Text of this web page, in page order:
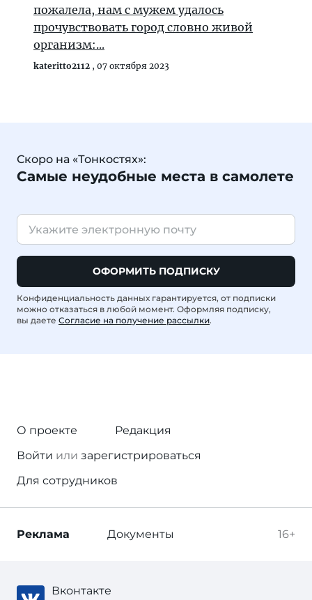
пожалела, нам с мужем удалось
прочувствовать город словно живой
организм:...
kateritto2112 , 07 октября 2023
Скоро на «Тонкостях»:
Самые неудобные места в самолете
ОФОРМИТЬ ПОДПИСКУ
Конфиденциальность данных гарантируется, от подписки
можно отказаться в любой момент. Оформляя подписку,
вы даете Согласие на получение рассылки.
О проекте
Редакция
Войти или зарегистрироваться
Для сотрудников
16+
Реклама Документы
Вконтакте